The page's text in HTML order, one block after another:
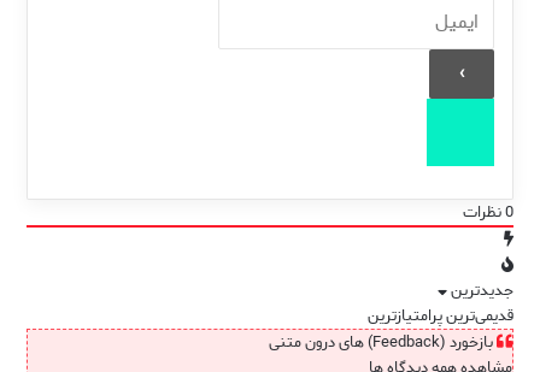
0نظرات
جدیدترین
قدیمی‌ترینپرامتیازترین
بازخورد (Feedback) های درون متنی